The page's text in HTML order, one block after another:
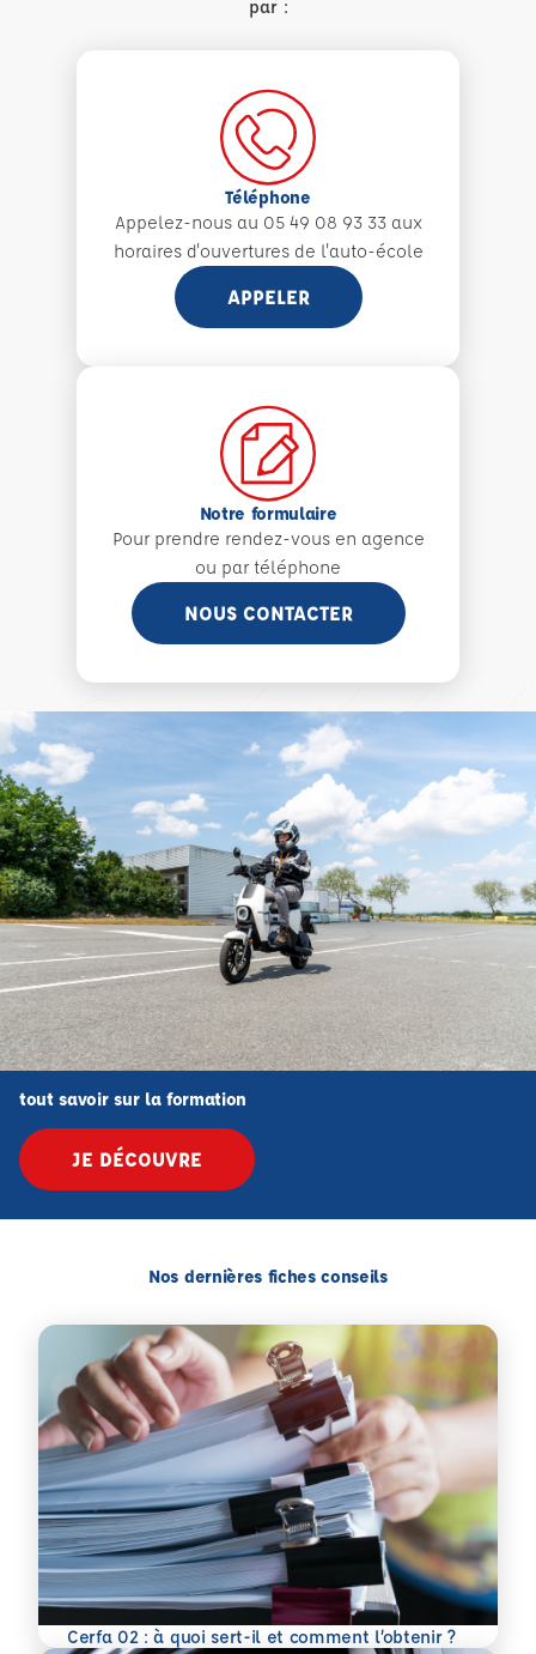
par :
Téléphone
Appelez-nous au 05 49 08 93 33 aux
horaires d'ouvertures de l'auto-école
APPELER
Notre formulaire
Pour prendre rendez-vous en agence
ou par téléphone
NOUS CONTACTER
tout savoir sur la formation
JE DÉCOUVRE
Nos dernières fiches conseils
Cerfa 02 : à quoi sert-il et comment l’obtenir ?
En savoir plus